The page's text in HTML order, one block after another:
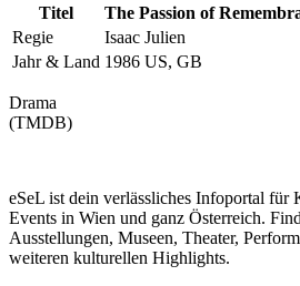
Titel
The Passion of
Regie
Isaac Julien
Jahr & Land 1986 US, GB
Drama
(TMDB)
eSeL ist dein verlässliches Infoportal für
Events in Wien und ganz Österreich.
Ausstellungen, Museen, Theater,
weiteren kulturellen Highlights.